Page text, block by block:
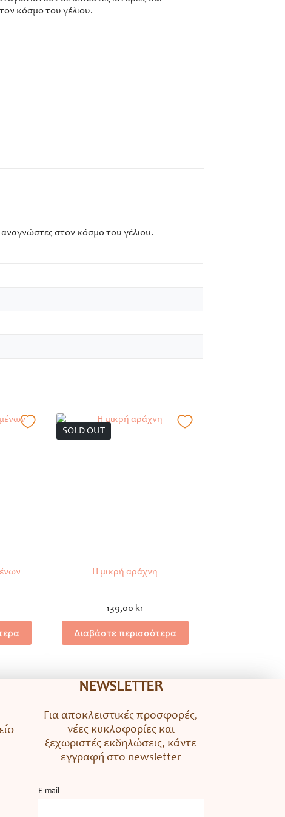
κόσμο του γέλιου.
αναγνώστες στον κόσμο του γέλιου.
SOLD OUT
Η μικρή αράχνη
139,00 kr
Διαβάστε περισσότερα
NEWSLETTER
Για αποκλειστικές προσφορές,
νέες κυκλοφορίες και
ξεχωριστές εκδηλώσεις, κάντε
εγγραφή στο newsletter
Ε-mail